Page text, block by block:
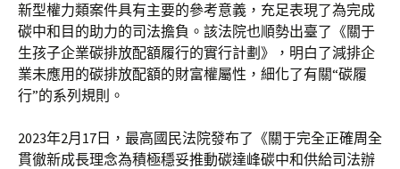
新型權力類案件具有主要的參考意義，充足表現了為完成
碳中和目的助力的司法擔負。該法院也順勢出臺了《關于
生孩子企業碳排放配額履行的實行計劃》，明白了減排企
業未應用的碳排放配額的財富權屬性，細化了有關“碳履
行”的系列規則。
2023年2月17日，最高國民法院發布了《關于完全正確周全
貫徹新成長理念為積極穩妥推動碳達峰碳中和供給司法辦